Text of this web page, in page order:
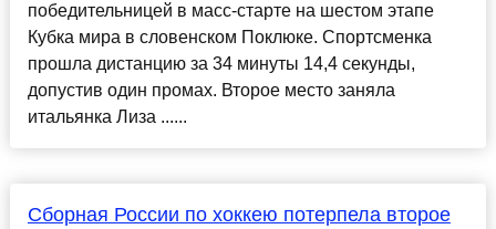
победительницей в масс-старте на шестом этапе
Кубка мира в словенском Поклюке. Спортсменка
прошла дистанцию за 34 минуты 14,4 секунды,
допустив один промах. Второе место заняла
итальянка Лиза ......
Сборная России по хоккею потерпела второе